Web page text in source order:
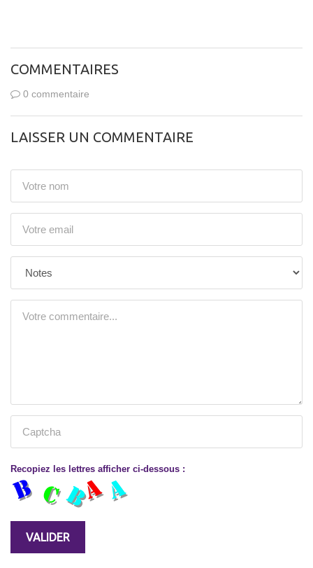
COMMENTAIRES
0 commentaire
LAISSER UN COMMENTAIRE
Recopiez les lettres afficher ci-dessous :